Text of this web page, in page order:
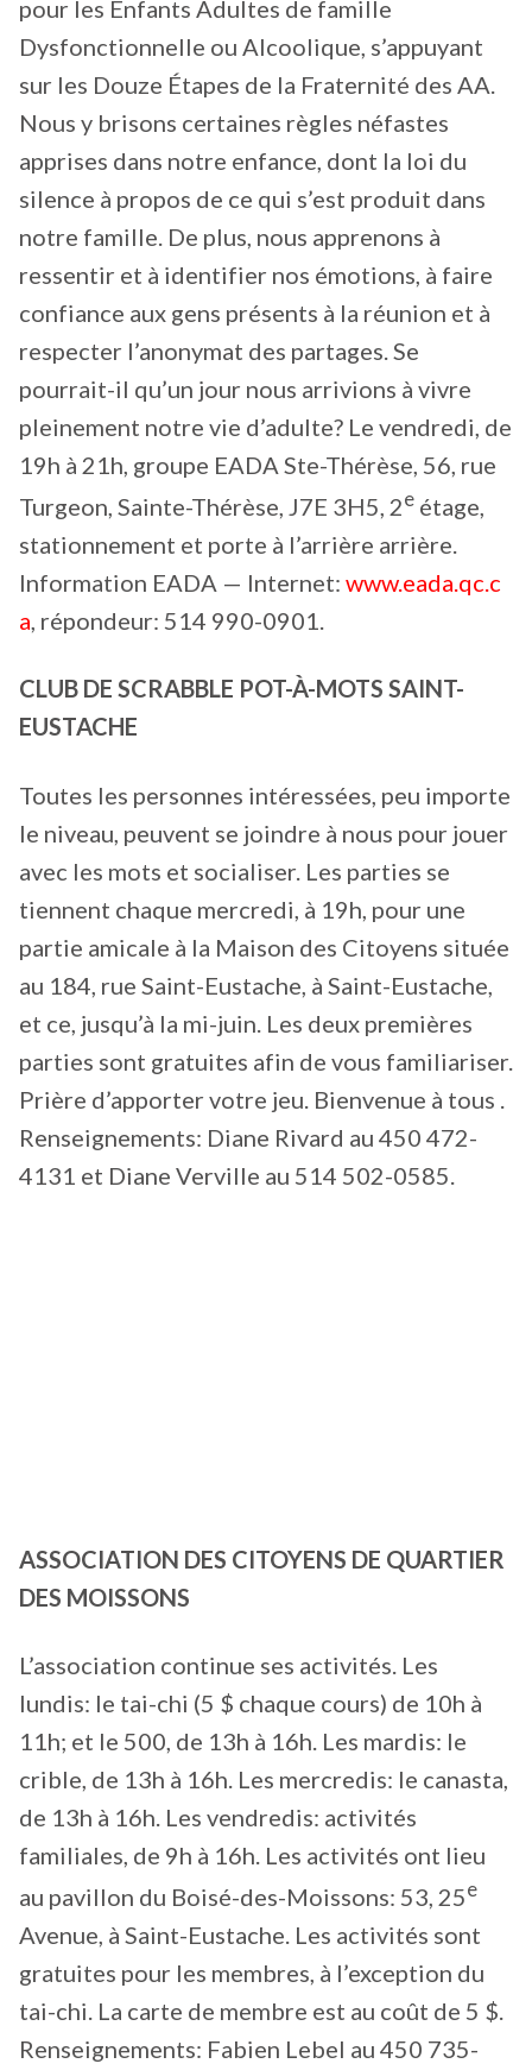
pour les Enfants Adultes de famille
Dysfonctionnelle ou Alcoolique, s’appuyant
sur les Douze Étapes de la Fraternité des AA.
Nous y brisons certaines règles néfastes
apprises dans notre enfance, dont la loi du
silence à propos de ce qui s’est produit dans
notre famille. De plus, nous apprenons à
ressentir et à identifier nos émotions, à faire
confiance aux gens présents à la réunion et à
respecter l’anonymat des partages. Se
pourrait-il qu’un jour nous arrivions à vivre
pleinement notre vie d’adulte? Le vendredi, de
19h à 21h, groupe EADA Ste-Thérèse, 56, rue
Turgeon, Sainte-Thérèse, J7E 3H5, 2e étage,
stationnement et porte à l’arrière arrière.
Information EADA — Internet: www.eada.qc.c
a , répondeur: 514 990-0901.
CLUB DE SCRABBLE POT-À-MOTS SAINT-
EUSTACHE
Toutes les personnes intéressées, peu importe
le niveau, peuvent se joindre à nous pour jouer
avec les mots et socialiser. Les parties se
tiennent chaque mercredi, à 19h, pour une
partie amicale à la Maison des Citoyens située
au 184, rue Saint-Eustache, à Saint-Eustache,
et ce, jusqu’à la mi-juin. Les deux premières
parties sont gratuites afin de vous familiariser.
Prière d’apporter votre jeu. Bienvenue à tous .
Renseignements: Diane Rivard au 450 472-
4131 et Diane Verville au 514 502-0585.
ASSOCIATION DES CITOYENS DE QUARTIER
DES MOISSONS
L’association continue ses activités. Les
lundis: le tai-chi (5 $ chaque cours) de 10h à
11h; et le 500, de 13h à 16h. Les mardis: le
crible, de 13h à 16h. Les mercredis: le canasta,
de 13h à 16h. Les vendredis: activités
familiales, de 9h à 16h. Les activités ont lieu
au pavillon du Boisé-des-Moissons: 53, 25e
Avenue, à Saint-Eustache. Les activités sont
gratuites pour les membres, à l’exception du
tai-chi. La carte de membre est au coût de 5 $.
Renseignements: Fabien Lebel au 450 735-